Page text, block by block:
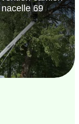
nacelle 69